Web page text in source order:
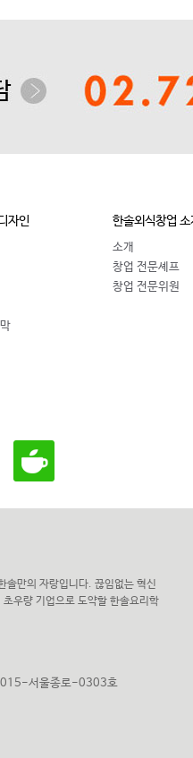
자인 한솔외식창업 소
소개
창업 전문셰프
창업 전문위원
솔만의 자랑입니다. 끊임없는 혁신
우량 기업으로 도약할 한솔요리학
서울종로-0303호